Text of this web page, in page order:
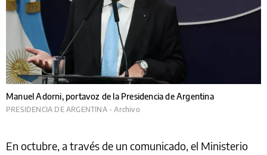
Manuel Adorni, portavoz de la Presidencia de Argentina
PRESIDENCIA DE ARGENTINA - Archivo
En octubre, a través de un comunicado, el Ministerio